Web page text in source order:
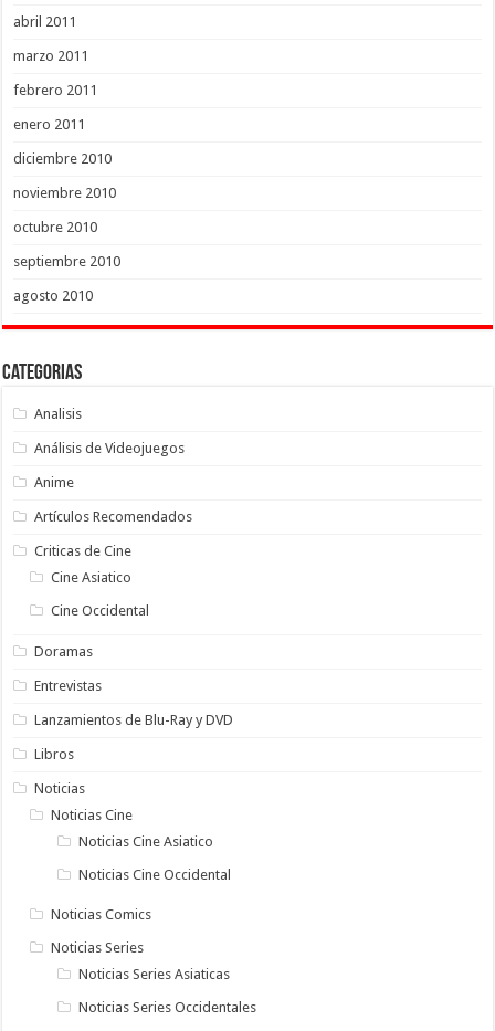
abril 2011
marzo 2011
febrero 2011
enero 2011
diciembre 2010
noviembre 2010
octubre 2010
septiembre 2010
agosto 2010
Categorias
Analisis
Análisis de Videojuegos
Anime
Artículos Recomendados
Criticas de Cine
Cine Asiatico
Cine Occidental
Doramas
Entrevistas
Lanzamientos de Blu-Ray y DVD
Libros
Noticias
Noticias Cine
Noticias Cine Asiatico
Noticias Cine Occidental
Noticias Comics
Noticias Series
Noticias Series Asiaticas
Noticias Series Occidentales